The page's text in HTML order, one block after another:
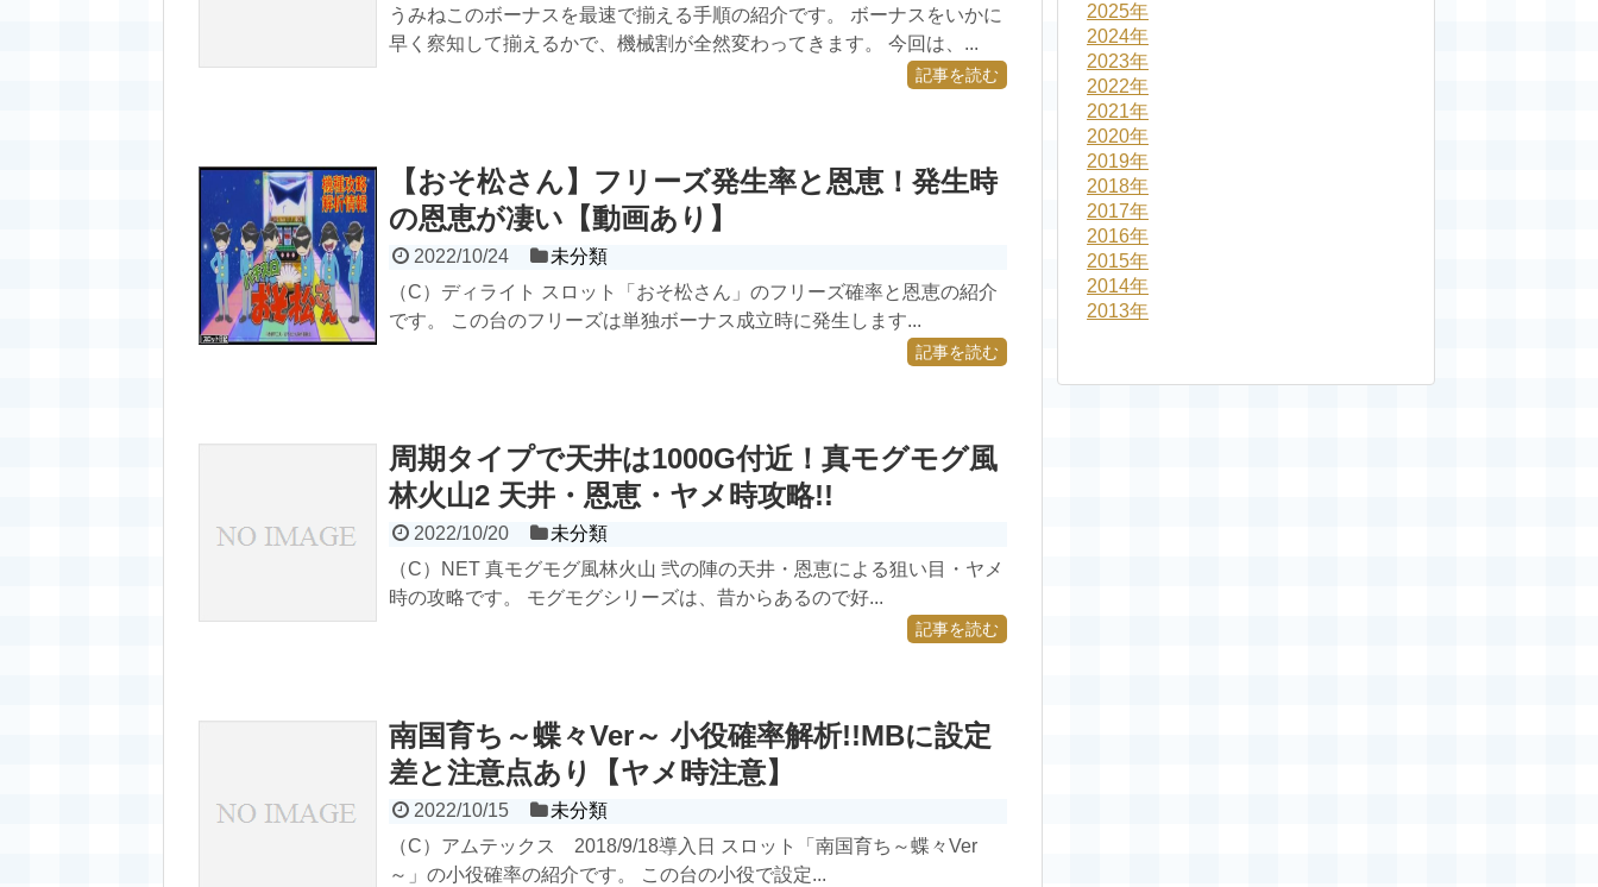
うみねこのボーナスを最速で揃える手順の紹介です。 ボーナスをいかに
早く察知して揃えるかで、機械割が全然変わってきます。 今回は、...
記事を読む
【おそ松さん】フリーズ発生率と恩恵！発生時
の恩恵が凄い【動画あり】
2022/10/24
未分類
（C）ディライト スロット「おそ松さん」のフリーズ確率と恩恵の紹介
です。 この台のフリーズは単独ボーナス成立時に発生します...
記事を読む
周期タイプで天井は1000G付近！真モグモグ風
林火山2 天井・恩恵・ヤメ時攻略!!
2022/10/20
未分類
（C）NET 真モグモグ風林火山 弐の陣の天井・恩恵による狙い目・ヤメ
時の攻略です。 モグモグシリーズは、昔からあるので好...
記事を読む
南国育ち～蝶々Ver～ 小役確率解析!!MBに設定
差と注意点あり【ヤメ時注意】
2022/10/15
未分類
（C）アムテックス 2018/9/18導入日 スロット「南国育ち～蝶々Ver
～」の小役確率の紹介です。 この台の小役で設定...
2025年
2024年
2023年
2022年
2021年
2020年
2019年
2018年
2017年
2016年
2015年
2014年
2013年